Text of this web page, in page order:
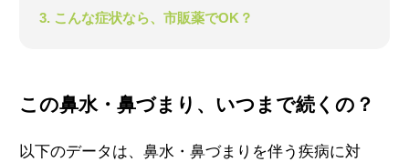
3. こんな症状なら、市販薬でOK？
この鼻水・鼻づまり、いつまで続くの？
以下のデータは、鼻水・鼻づまりを伴う疾病に対